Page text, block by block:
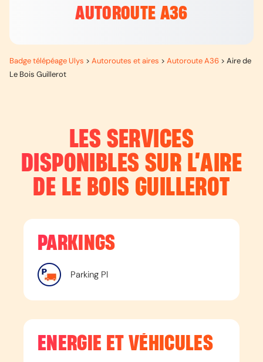
AUTOROUTE A36
Badge télépéage Ulys > Autoroutes et aires > Autoroute A36 > Aire de
Le Bois Guillerot
LES SERVICES
DISPONIBLES SUR L’AIRE
DE LE BOIS GUILLEROT
PARKINGS
Parking Pl
ENERGIE ET VÉHICULES